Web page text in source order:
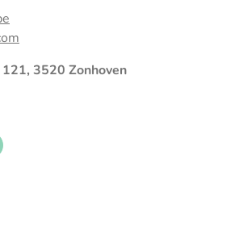
3520 Zonhoven